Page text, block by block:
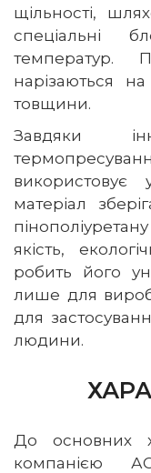
щільності,
спеціальні
температур.
нарізаються
товщини.
Завдяки
використовує
матеріал
якість,
робить його
лише для
для
людини.
До основних
компанією